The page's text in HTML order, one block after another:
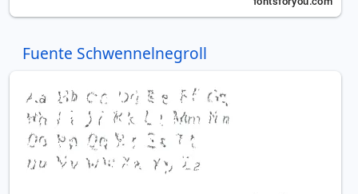
Fuente Schwennelnegroll